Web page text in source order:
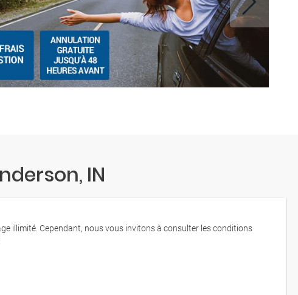
IN
illimité. Cependant, nous vous invitons à consulter les conditions